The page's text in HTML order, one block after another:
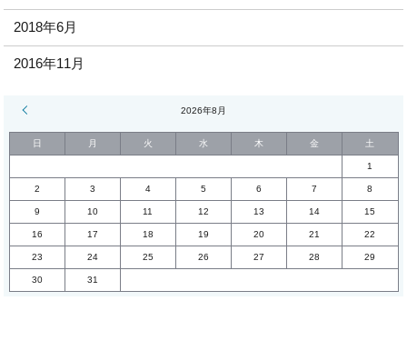
2018年6月
2016年11月
2026年8月
日 月 火 水 木 金 土
1
2 3 4 5 6 7 8
9 10 11 12 13 14 15
16 17 18 19 20 21 22
23 24 25 26 27 28 29
30 31